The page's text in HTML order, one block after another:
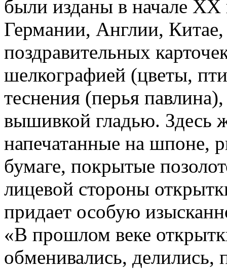
были изданы в начале ХХ
Германии, Англии,
поздравительных
шелкографией (цветы,
теснения (перья павлина),
вышивкой гладью. Здесь
напечатанные на шпоне,
бумаге, покрытые
лицевой стороны
придает особую
«В прошлом веке
обменивались, делились,